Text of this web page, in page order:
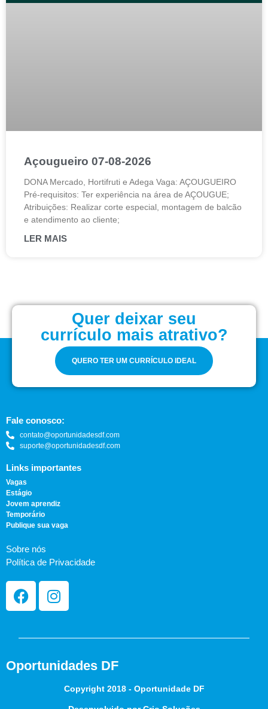
Açougueiro 07-08-2026
DONA Mercado, Hortifruti e Adega Vaga: AÇOUGUEIRO
Pré-requisitos: Ter experiência na área de AÇOUGUE;
Atribuições: Realizar corte especial, montagem de balcão
e atendimento ao cliente;
LER MAIS
Quer deixar seu
currículo mais atrativo?
QUERO TER UM CURRÍCULO IDEAL
Fale conosco:
contato@oportunidadesdf.com
suporte@oportunidadesdf.com
Links importantes
Vagas
Estágio
Jovem aprendiz
Temporário
Publique sua vaga
Sobre nós
Política de Privacidade
Oportunidades DF
Copyright 2018 - Oportunidade DF